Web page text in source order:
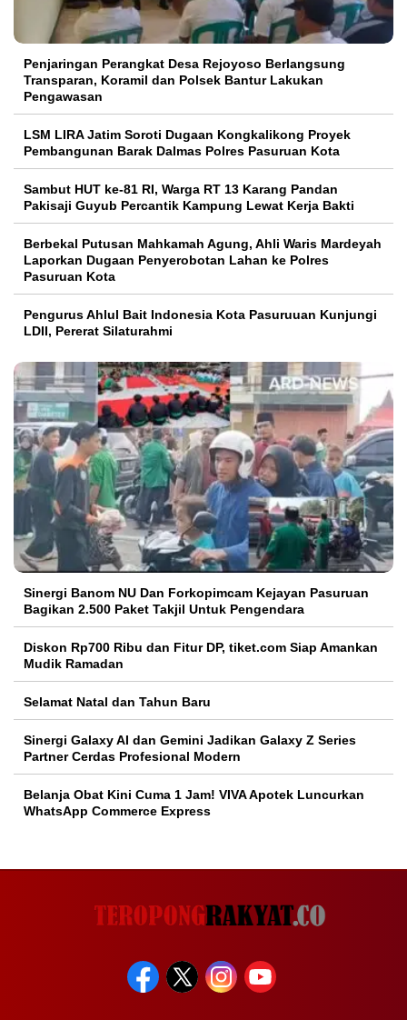
Penjaringan Perangkat Desa Rejoyoso Berlangsung
Transparan, Koramil dan Polsek Bantur Lakukan
Pengawasan
LSM LIRA Jatim Soroti Dugaan Kongkalikong Proyek
Pembangunan Barak Dalmas Polres Pasuruan Kota
Sambut HUT ke-81 RI, Warga RT 13 Karang Pandan
Pakisaji Guyub Percantik Kampung Lewat Kerja Bakti
Berbekal Putusan Mahkamah Agung, Ahli Waris Mardeyah
Laporkan Dugaan Penyerobotan Lahan ke Polres
Pasuruan Kota
Pengurus Ahlul Bait Indonesia Kota Pasuruuan Kunjungi
LDII, Pererat Silaturahmi
Sinergi Banom NU Dan Forkopimcam Kejayan Pasuruan
Bagikan 2.500 Paket Takjil Untuk Pengendara
Diskon Rp700 Ribu dan Fitur DP, tiket.com Siap Amankan
Mudik Ramadan
Selamat Natal dan Tahun Baru
Sinergi Galaxy AI dan Gemini Jadikan Galaxy Z Series
Partner Cerdas Profesional Modern
Belanja Obat Kini Cuma 1 Jam! VIVA Apotek Luncurkan
WhatsApp Commerce Express